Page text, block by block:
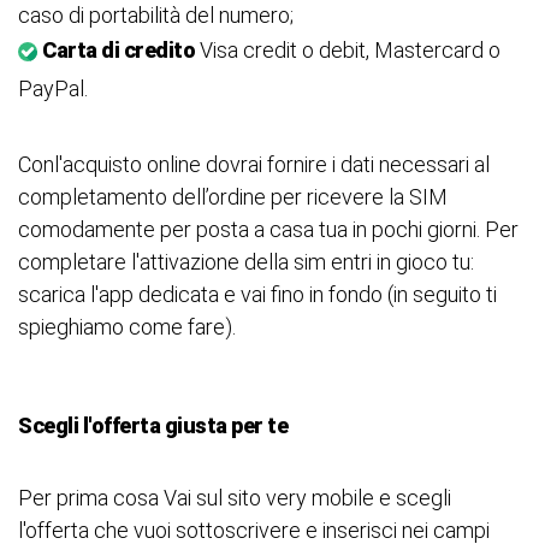
caso di portabilità del numero;
Carta di creditoVisa credit o debit, Mastercard o
PayPal.
Conl'acquisto online dovrai fornire i dati necessari al
completamento dell’ordine per ricevere la SIM
comodamente per posta a casa tua in pochi giorni. Per
completare l'attivazione della sim entri in gioco tu:
scarica l'app dedicata e vai fino in fondo (in seguito ti
spieghiamo come fare).
Scegli l'offerta giusta per te
Per prima cosa Vai sul sito very mobile e scegli
l'offerta che vuoi sottoscrivere e inserisci nei campi